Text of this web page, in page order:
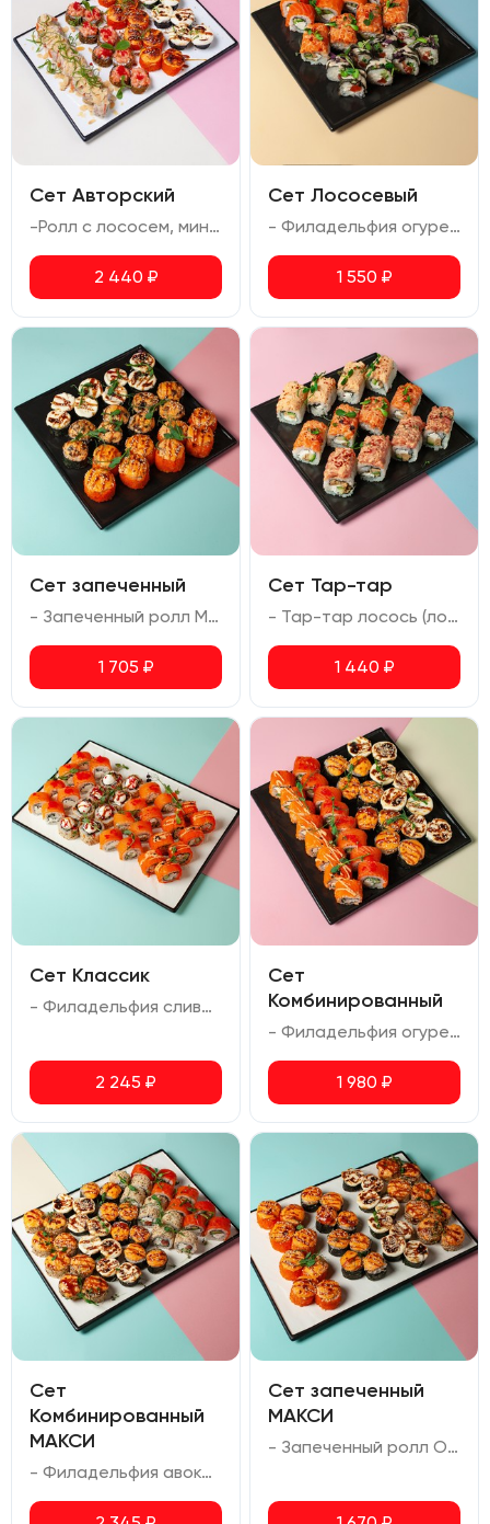
Сет Авторский
-Ролл с лососем, миндалем и ореховым соусом (сливочный сыр, авокадо, лосось, огурец, миндаль, ореховый соус) -Запеченный ролл Осака (креветка, сливочный сыр, авокадо, соус спайси, икра масаго, соус для запекания, соус унаги) -Запеченный ролл Мариока (креветка тигровая, лосось, сливочный сыр, соус унаги) -Темпура ролл с лососем (лосось, сливочный сыр, огурец, икра масаго, соус спайси, соус терияки)
2 440 ₽
Сет Лососевый
- Филадельфия огурец (лосось, сливочный сыр, огурец, икра масаго) - Тар-тар лосось (лосось, авокадо, сыр сливочный, омлет, соус спайси) - Ролл с лососем (сливочный сыр, лосось, огурец)
1 550 ₽
Сет запеченный
- Запеченный ролл Мариока (креветка тигровая, лосось, сыр сливочный) - Запеченный ролл Осака (креветка тигровая, авокадо, соус спайси, сыр сливочный, масаго, соус для запекания) - Запеченный ролл с угрем (угорь, сыр сливочный, соус для запекания)
1 705 ₽
Сет Тар-тар
- Тар-тар лосось (лосось, авокадо, сливочный сыр, омлет, соус спайси, перец чили) - Тар-тар креветка (креветка, авокадо, сливочный сыр, омлет, соус спайси, перец чили) - Тар-тар тунец (тунец, авокадо, сливочный сыр, омлет, соус спайси, перец чили)
1 440 ₽
Сет Классик
- Филадельфия сливочная (лосось, сливочный сыр, икра масаго) - Филадельфия огурец (лосось, сливочный сыр, огурец, икра масаго) - Калифорния с креветкой (креветка, авокадо, сливочный сыр, икра масаго) - Ролл с жаренной семгой (жаренный лосось, сливочный сыр, огурец, перец болгарский, кунжут)
2 245 ₽
Сет
Комбинированный
- Филадельфия огурец (лосось, сливочный сыр, огурец, икра масаго) - Калифорния с креветкой (креветка, авокадо, сливочный сыр, икра масаго) - Запеченный ролл Мариока с креветкой (креветка тигровая, сливочный сыр, соус унаги) - Запеченный ролл Киото (лосось, сыр сливочный, соус для запекания, соус унаги)
1 980 ₽
Сет
Комбинированный
МАКСИ
- Филадельфия авокадо (лосось, сливочный сыр, авокадо, икра масаго) - Чиз ролл (лосось, сливочный сыр, огурец, кунжут) - Запеченный ролл Татори (копченая курица, сыр сливочный, болгарский перец, кунжут, соус для запекания) - Запеченный ролл Киото (лосось, сыр сливочный, соус для запекания, соус унаги) - Запеченный ролл Мариока (Креветка тигровая, лосось, сливочный сыр, соус унаги)
Сет запеченный
МАКСИ
- Запеченный ролл Осака (креветка тигровая, авокадо, соус спайси, сыр сливочный, масаго, соус для запекания) - Запеченный ролл Мариока с тунцом (тунец, сыр сливочный) - Запеченный ролл с креветкой (сыр сливочный, креветка тигровая, соус для запекания) - Запеченный ролл Татори (копченая курица, сыр сливочный, болгарский перец, кунжут, соус для запекания)